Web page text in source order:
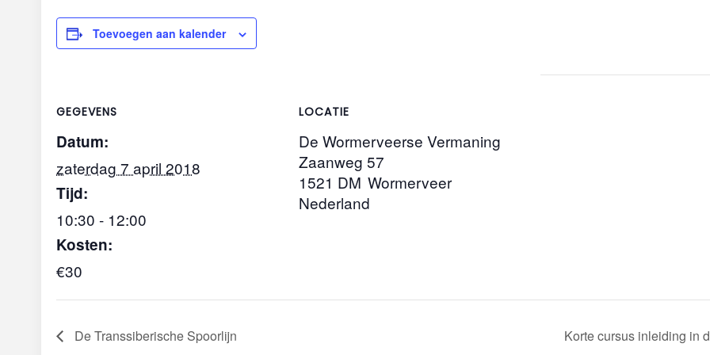
Toevoegen aan kalender
GEGEVENS
Datum:
zaterdag 7 april 2018
Tijd:
10:30 - 12:00
Kosten:
€30
LOCATIE
De Wormerveerse Vermaning
Zaanweg 57
Wormerveer
1521 DM
Nederland
De Transsiberische Spoorlijn Korte cursus inleiding in